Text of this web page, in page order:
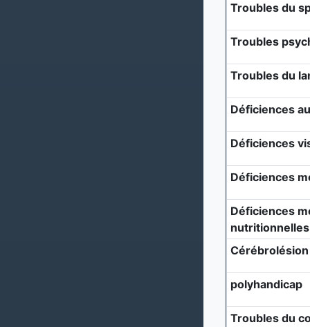
Troubles du
Troubles
Troubles du
Déficiences
Déficiences
Déficiences
Déficiences
nutritionnelles
Cérébrolésion
polyhandicap
Troubles du